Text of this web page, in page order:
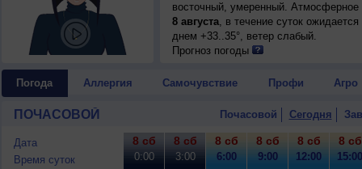
восточный, умеренный.
8 августа, в течение суток
днем +33..35°, ветер слабый.
Прогноз погоды
Погода Аллергия Самочувствие Профи Агро
ПОЧАСОВОЙ Почасовой Сегодня
Дата
Время суток
8 сб
0:00
8 сб
3:00
8 сб
6:00
8 сб
9:00
8 сб
12:00
8 сб
15:00